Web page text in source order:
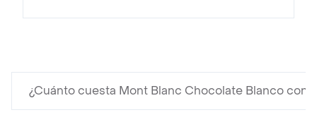
¿Cuánto cuesta Mont Blanc Chocolate Blanco con